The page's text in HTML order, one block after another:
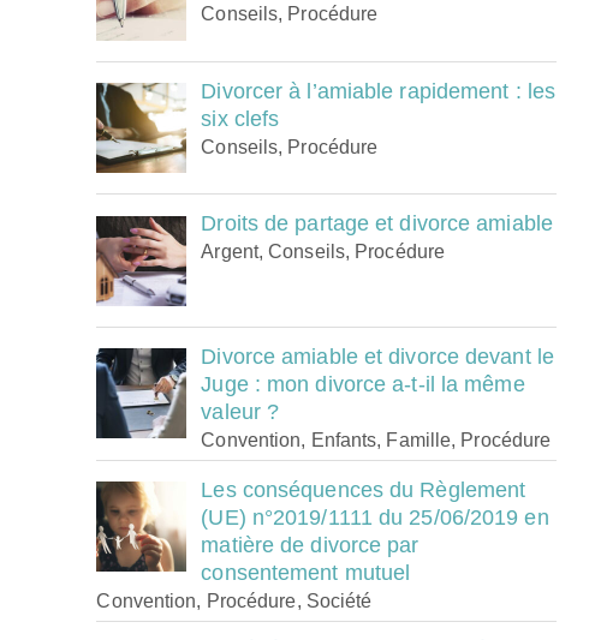
Conseils, Procédure
Divorcer à l’amiable rapidement : les
six clefs
Conseils, Procédure
Droits de partage et divorce amiable
Argent, Conseils, Procédure
Divorce amiable et divorce devant le
Juge : mon divorce a-t-il la même
valeur ?
Convention, Enfants, Famille, Procédure
Les conséquences du Règlement
(UE) n°2019/1111 du 25/06/2019 en
matière de divorce par
consentement mutuel
Convention, Procédure, Société